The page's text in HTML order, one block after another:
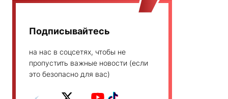
Подписывайтесь
на нас в соцсетях, чтобы не
пропустить важные новости (если
это безопасно для вас)